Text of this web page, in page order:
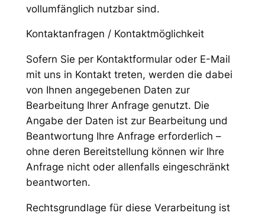
vollumfänglich nutzbar sind.
Kontaktanfragen / Kontaktmöglichkeit
Sofern Sie per Kontaktformular oder E-Mail
mit uns in Kontakt treten, werden die dabei
von Ihnen angegebenen Daten zur
Bearbeitung Ihrer Anfrage genutzt. Die
Angabe der Daten ist zur Bearbeitung und
Beantwortung Ihre Anfrage erforderlich –
ohne deren Bereitstellung können wir Ihre
Anfrage nicht oder allenfalls eingeschränkt
beantworten.
Rechtsgrundlage für diese Verarbeitung ist